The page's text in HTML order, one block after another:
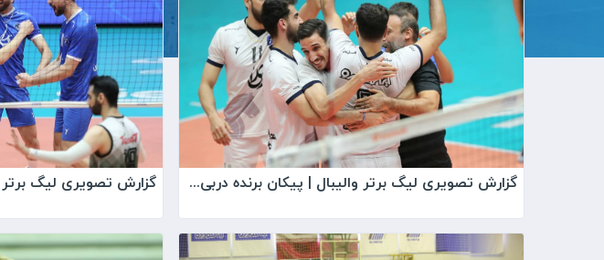
گزارش تصویری لیگ برتر والیبال | پیکان برنده دربی خودروسازان